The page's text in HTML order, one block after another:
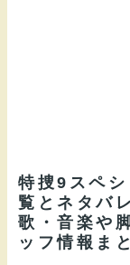
特捜9スペ
覧とネタバ
歌・音楽や
ッフ情報ま